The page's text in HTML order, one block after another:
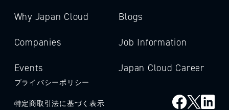
Why Japan Cloud
Companies
Events
Blogs
Job Information
Japan Cloud Career
プライバシーポリシー
特定商取引法に基づく表示